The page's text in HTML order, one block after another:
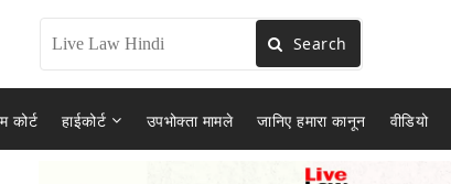
Search
कोर्ट हाईकोर्ट उपभोक्ता मामले जानिए हमारा कानून वीडियो